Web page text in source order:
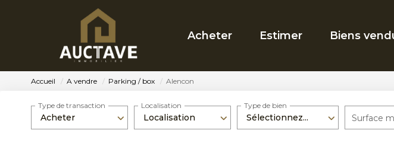
Acheter Estimer Biens
Accueil A vendre Parking / box Alencon
Acheter
Type de transaction
Localisation
Localisation
Sélectionnez...
Type de bien
Surface